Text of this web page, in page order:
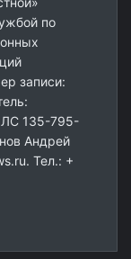
по
записи:
135-795-
Андрей
Тел.: +